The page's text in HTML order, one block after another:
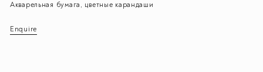
Акварельная бумага, цветные карандаши
Enquire